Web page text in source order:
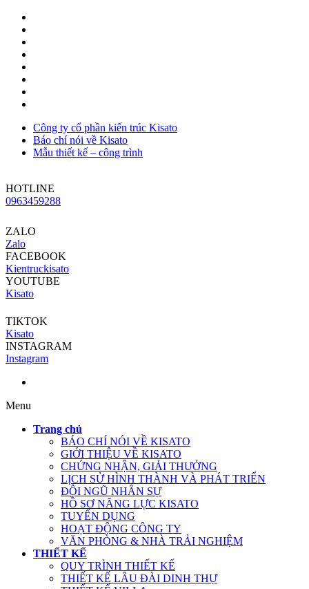
Công ty cổ phần kiến trúc Kisato
Báo chí nói về Kisato
Mẫu thiết kế – công trình
HOTLINE
0963459288
ZALO
Zalo
FACEBOOK
Kientruckisato
YOUTUBE
Kisato
TIKTOK
Kisato
INSTAGRAM
Instagram
Menu
Trang chủ
BÁO CHÍ NÓI VỀ KISATO
GIỚI THIỆU VỀ KISATO
CHỨNG NHẬN, GIẢI THƯỞNG
LỊCH SỬ HÌNH THÀNH VÀ PHÁT TRIỂN
ĐỘI NGŨ NHÂN SỰ
HỒ SƠ NĂNG LỰC KISATO
TUYỂN DỤNG
HOẠT ĐỘNG CÔNG TY
VĂN PHÒNG & NHÀ TRẢI NGHIỆM
THIẾT KẾ
QUY TRÌNH THIẾT KẾ
THIẾT KẾ LÂU ĐÀI DINH THỰ